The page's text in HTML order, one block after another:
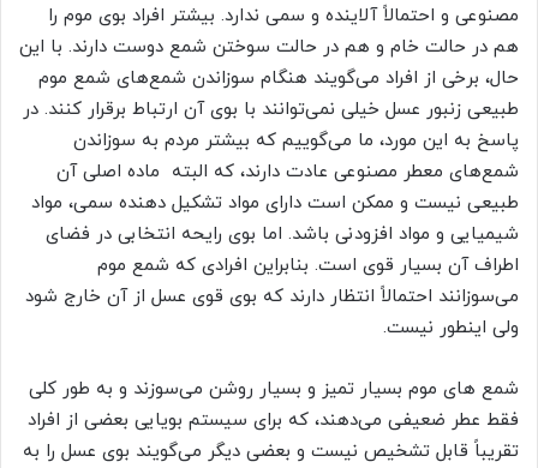
مصنوعی و احتمالاً آلاینده و سمی ندارد. بیشتر افراد بوی موم را
هم در حالت خام و هم در حالت سوختن شمع دوست دارند. با این
حال، برخی از افراد می‌گویند هنگام سوزاندن شمع‌های شمع موم
طبیعی زنبور عسل خیلی نمی‌توانند با بوی آن ارتباط برقرار کنند. در
پاسخ به این مورد، ما می‌گوییم كه بیشتر مردم به سوزاندن
شمع‌های معطر مصنوعی عادت دارند، كه البته ماده اصلی آن
طبیعی نیست و ممكن است دارای مواد تشكیل دهنده سمی، مواد
شیمیایی و مواد افزودنی باشد. اما بوی رایحه انتخابی در فضای
اطراف آن بسیار قوی است. بنابراین افرادی که شمع موم
می‌سوزانند احتمالاً انتظار دارند که بوی قوی عسل از آن خارج شود
ولی اینطور نیست.
شمع های موم بسیار تمیز و بسیار روشن می‌سوزند و به طور کلی
فقط عطر ضعیفی می‌دهند، که برای سیستم بویایی بعضی از افراد
تقریباً قابل تشخیص نیست و بعضی دیگر می‌گویند بوی عسل را به